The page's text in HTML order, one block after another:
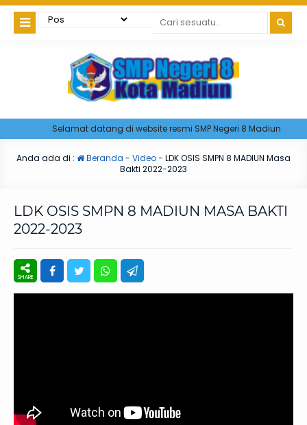
Selamat datang di website resmi SMP Negeri 8 Madiun
Anda ada di : Beranda - Video- LDK OSIS SMPN 8 MADIUN Masa
Bakti 2022-2023
LDK OSIS SMPN 8 MADIUN MASA BAKTI
2022-2023